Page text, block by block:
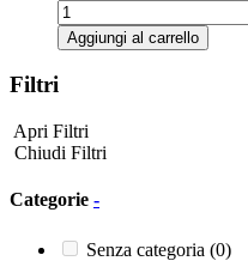
Aggiungi al carrello
Filtri
Apri Filtri
Chiudi Filtri
Categorie -
Senza categoria (0)